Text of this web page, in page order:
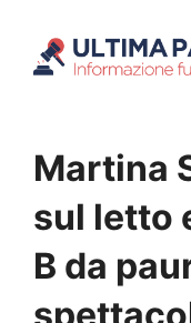
Martina
sul letto
B da